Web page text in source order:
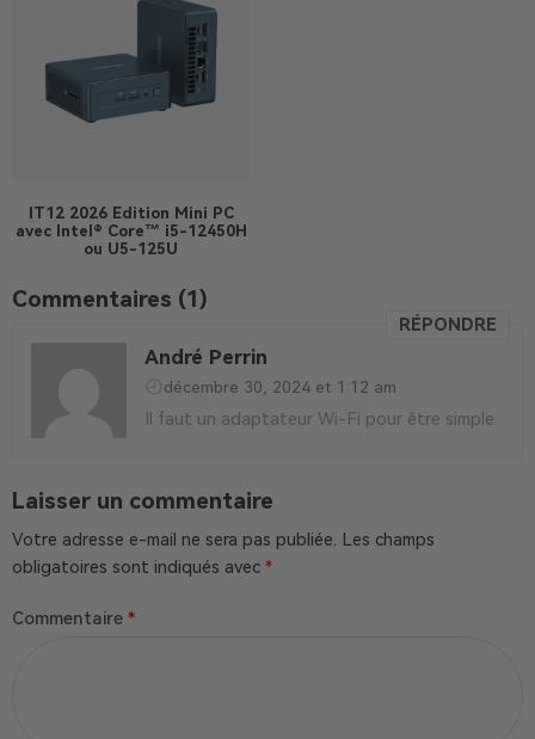
IT12 2026 Edition Mini PC
avec Intel® Core™ i5-12450H
ou U5-125U
Commentaires (1)
André Perrin
décembre 30, 2024 et 1:12 am
RÉPONDRE
Il faut un adaptateur Wi-Fi pour être simple.
Laisser un commentaire
Votre adresse e-mail ne sera pas publiée. Les champs
obligatoires sont indiqués avec *
Commentaire *